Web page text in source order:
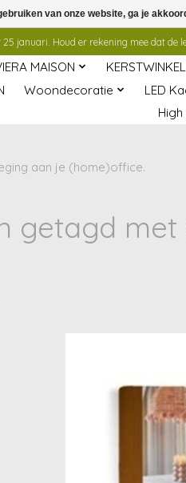
januari. Houd er rekening mee dat
MAISON
Woondecoratie LED
aan je (home)office.
getagd
van onze website, ga je